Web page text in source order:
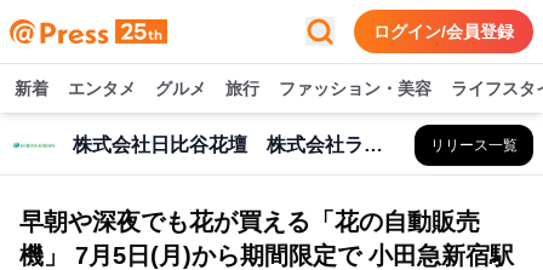
ログイン/会員登録
新着 エンタメ グルメ 旅行 ファッション・美容 ライフスタ
株式会社日比谷花壇 株式会社ランドフローラ リリース一覧
早朝や深夜でも花が買える「花の自動販売
機」 7月5日(月)から期間限定で 小田急新宿駅